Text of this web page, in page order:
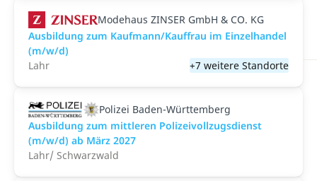
Modehaus ZINSER GmbH & CO. KG
Ausbildung zum Kaufmann/Kauffrau im Einzelhandel
(m/w/d)
Lahr
+7 weitere Standorte
Polizei Baden-Württemberg
Ausbildung zum mittleren Polizeivollzugsdienst
(m/w/d) ab März 2027
Lahr/ Schwarzwald